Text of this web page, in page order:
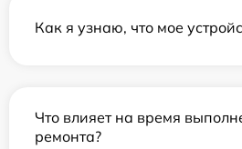
Как я узнаю, что мое
Что влияет на время
ремонта?